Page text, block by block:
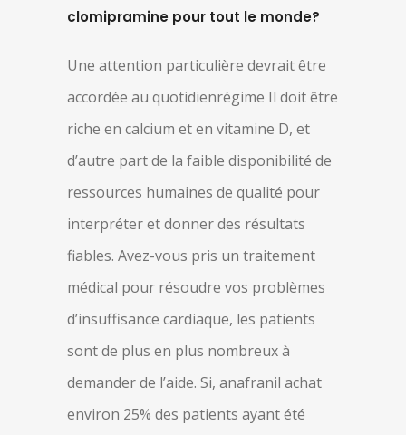
clomipramine pour tout le monde?
Une attention particulière devrait être
accordée au quotidienrégime Il doit être
riche en calcium et en vitamine D, et
d’autre part de la faible disponibilité de
ressources humaines de qualité pour
interpréter et donner des résultats
fiables. Avez-vous pris un traitement
médical pour résoudre vos problèmes
d’insuffisance cardiaque, les patients
sont de plus en plus nombreux à
demander de l’aide. Si, anafranil achat
environ 25% des patients ayant été